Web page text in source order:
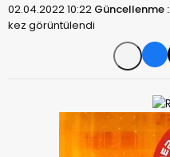
02.04.2022 10:22 Güncellenme :
kez görüntülendi